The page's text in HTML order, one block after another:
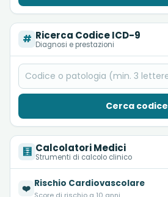
# Ricerca Codice ICD-9
Diagnosi e prestazioni
Cerca codice
🧮 Calcolatori Medici
Strumenti di calcolo clinico
❤️ Rischio Cardiovascolare
Score di rischio a 10 anni